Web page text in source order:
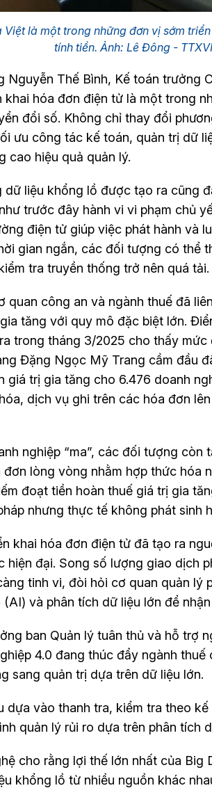
Việt là một trong những đơn vị sớm
tính tiền. Ảnh: Lê Đông -
Nguyễn Thế Bình, Kế toán trưởng
khai hóa đơn điện tử là một trong
đổi số. Không chỉ thay đổi
ưu công tác kế toán, quản trị dữ
cao hiệu quả quản lý.
dữ liệu khổng lồ được tạo ra cũng
trước đây hành vi vi phạm chủ
điện tử giúp việc phát hành và
gian ngắn, các đối tượng có thể
tra truyền thống trở nên quá tải.
quan công an và ngành thuế đã
tăng với quy mô đặc biệt lớn.
trong tháng 3/2025 cho thấy mức
Đặng Ngọc Mỹ Trang cầm đầu
giá trị gia tăng cho 6.476 doanh
dịch vụ ghi trên các hóa đơn
nghiệp “ma”, các đối tượng còn
đơn lòng vòng nhằm hợp thức hóa
đoạt tiền hoàn thuế giá trị gia
nhưng thực tế không phát sinh
khai hóa đơn điện tử đã tạo ra
hiện đại. Song số lượng giao dịch
tinh vi, đòi hỏi cơ quan quản lý
và phân tích dữ liệu lớn để
ban Quản lý tuân thủ và hỗ trợ
4.0 đang thúc đẩy ngành thuế
sang quản trị dựa trên dữ liệu lớn.
dựa vào thanh tra, kiểm tra theo
quản lý rủi ro dựa trên phân tích
cho rằng lợi thế lớn nhất của Big
khổng lồ từ nhiều nguồn khác